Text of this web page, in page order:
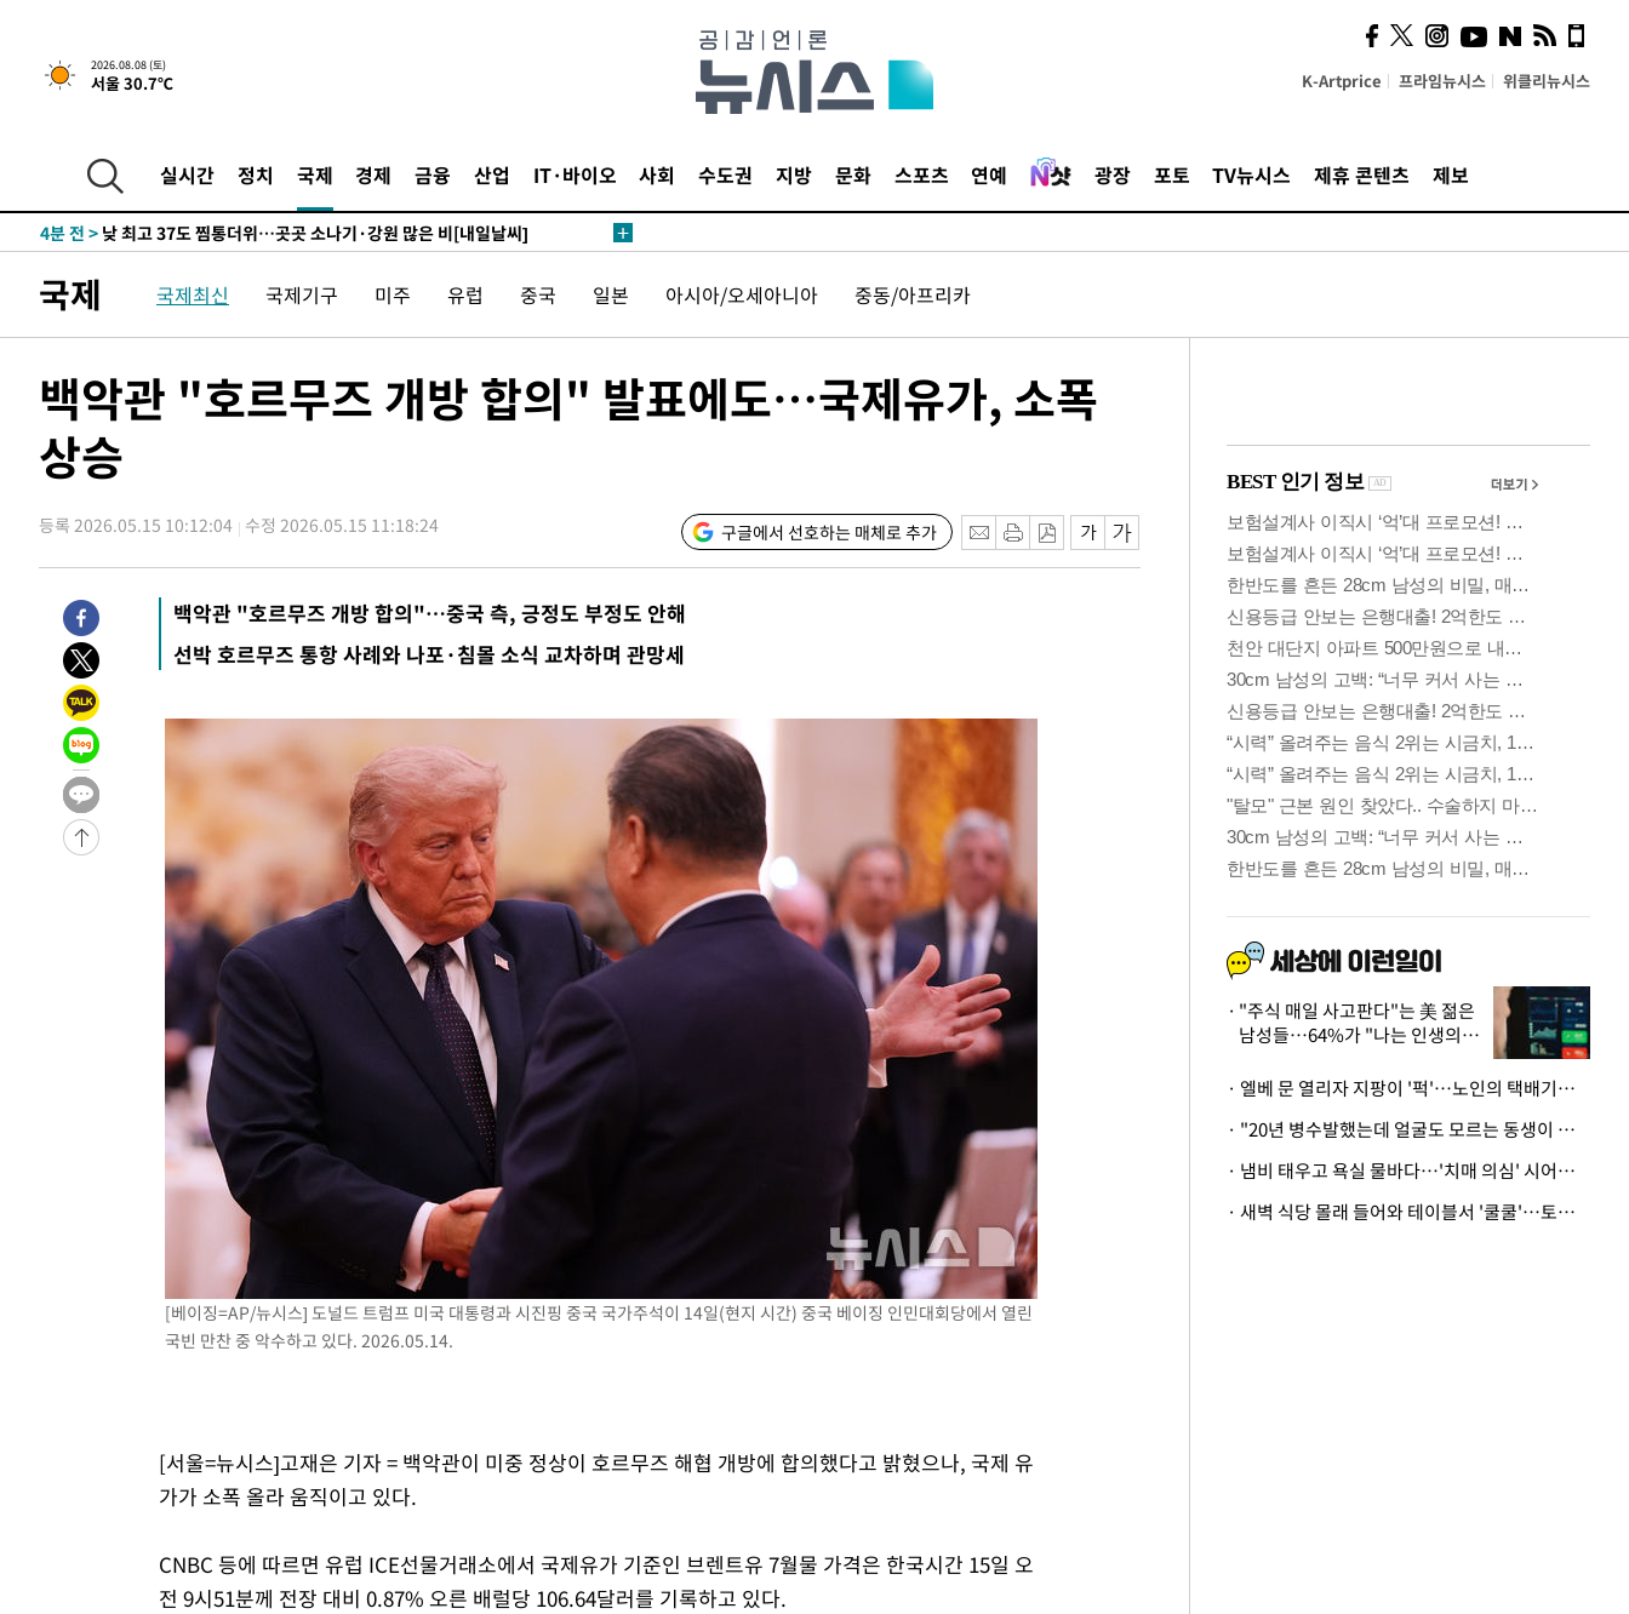
2026.08.08 (토)
서울 30.7℃ K-Artprice 프라임뉴시스 위클리뉴시스
실시간 정치 국제 경제 금융 산업 IT·바이오 사회 수도권 지방 문화 스포츠 연예 광장 포토 TV뉴시스 제휴 콘텐츠 제보
↓-11189초 전 >[속보]이 대통령 "부동산 공급 기존 사고방식 매달리지 말고 과감히
실천"
-10274초 전 >이란, "오만과 '중앙 단일 루트' 합의…북쪽 인바운드·남쪽 아웃바
-1806초 전 >
[속보]이 대통령, '호우피해' 안동·의성 관할 4개 면 특별재난지역 선
-1769초 전 >
갈 수도
4분 전 > 낮 최고 37도 찜통더위…곳곳 소나기·강원 많은 비[내일날씨]
1시간 전 >
여자배구 이재영·이다영 자매, 아제르바이잔 투란VC 입단
1시간 전 >외국인 심판 성 접대 7경기 들여다보니…한국 축구 '5승 2무'
1시간 전 >[속보]코스피, 6200선 약보합…0.60% 내린 6258.77에 마쳐
1시간 전 >
1시간 전 >[속보] 노원서 40.1도 관측…서울, 2018년 이후 첫 40도
2시간 전 >외신들도 주목한 韓축구 파문…"국민적 공분에 수사 재개"
2시간 전 >11시간 압수수색에 성접대 파문까지…'쑥대밭' 된 축구협회
3시간 전 >
[속보]규제합리화위원회 부위원장에 김태유 서울대 공대 교수…이병태
후임
-18759초 전 >
이강인, 폭염 속 AT마드리드 첫 훈련…80명 식사 대접까지(종합)
-15898초 전 >
미 사업체 일자리, 7월에 2.3만개 순감하고 그 전 2개월 10.3만개
하향수정 (2보)
-15346초 전 >
-11209초 전 >
[속보]이 대통령 "부동산 공급 기존 사고방식 매달리지 말고 과감히
실천"
-10294초 전 >
이란, "오만과 '중앙 단일 루트' 합의…북쪽 인바운드·남쪽 아웃바
운드는 임시"
-1862초 전 >
"낮 기온 소폭 하락"…수도권 폭염중대경보, 폭염경보로 하향
-1826초 전 >
[속보]이 대통령, '호우피해' 안동·의성 관할 4개 면 특별재난지역 선
[단독]중수청 지원 검사들, 정원 초과 시 낮은 계급 임용…희망지 못
낮 최고 37도 찜통더위…곳곳 소나기·강원 많은 비[내일날씨]
SK하이닉스, 용인·청주 팹에 54조 투자…"AI 메모리 수요 선제 대응"
여자배구 이재영·이다영 자매, 아제르바이잔 투란VC 입단
외국인 심판 성 접대 7경기 들여다보니…한국 축구 '5승 2무'
[속보]코스닥, 2.86포인트(0.36%) 내린 798.81마감
[속보]코스피, 6200선 약보합…0.60% 내린 6258.77에 마쳐
[속보]원·달러 환율, 7.7원 내린 1416.1원 마감
[속보] 노원서 40.1도 관측…서울, 2018년 이후 첫 40도
[속보]종합특검, '계엄 수용공간 확보' 신용해 前교정본부장 기소
외신들도 주목한 韓축구 파문…"국민적 공분에 수사 재개"
11시간 압수수색에 성접대 파문까지…'쑥대밭' 된 축구협회
[속보]규제합리화위원회 부위원장에 김태유 서울대 공대 교수…이병태
국제 국제최신 국제기구 미주 유럽 중국 일본 아시아/오세아니아 중동/아프리카
백악관 "호르무즈 개방 합의" 발표에도…국제유가, 소폭
상승
등록 2026.05.15 10:12:04 수정 2026.05.15 11:18:24 구글에서 선호하는 매체로 추가
백악관 "호르무즈 개방 합의"…중국 측, 긍정도 부정도 안해
선박 호르무즈 통항 사례와 나포·침몰 소식 교차하며 관망세
[베이징=AP/뉴시스] 도널드 트럼프 미국 대통령과 시진핑 중국 국가주석이 14일(현지 시간) 중국 베이징 인민대회당에서 열린
국빈 만찬 중 악수하고 있다. 2026.05.14.
[서울=뉴시스]고재은 기자 = 백악관이 미중 정상이 호르무즈 해협 개방에 합의했다고 밝혔으나, 국제 유
가가 소폭 올라 움직이고 있다.
CNBC 등에 따르면 유럽 ICE선물거래소에서 국제유가 기준인 브렌트유 7월물 가격은 한국시간 15일 오
전 9시51분께 전장 대비 0.87% 오른 배럴당 106.64달러를 기록하고 있다.
시, 스마트폰 액세서리에
NFC 더했다
"주식 매일 사고판다"는 美 젊은
남성들…64%가 "나는 인생의
· 엘베 문 열리자 지팡이 '퍽'…노인의 택배기사 폭행 이유
· "20년 병수발했는데 얼굴도 모르는 동생이 유산 절반을"…배다른 형제 상속권 있을까
· 냄비 태우고 욕실 물바다…'치매 의심' 시어머니 검사 권유했다가 '날벼락'
· 새벽 식당 몰래 들어와 테이블서 '쿨쿨'…토사물 남기고 사라진 남성